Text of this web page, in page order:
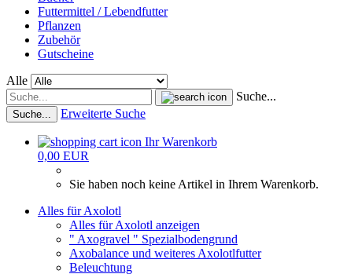
Futtermittel / Lebendfutter
Pflanzen
Zubehör
Gutscheine
Alle
Suche...
Suche... Erweiterte Suche
Ihr Warenkorb
0,00 EUR
Sie haben noch keine Artikel in Ihrem Warenkorb.
Alles für Axolotl
Alles für Axolotl anzeigen
" Axogravel " Spezialbodengrund
Axobalance und weiteres Axolotlfutter
Beleuchtung